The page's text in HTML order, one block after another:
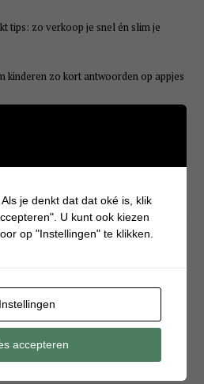
tips: zo verkoop je snel én slim je
kinderen zo kort antwoorden op appjes
DIY
een houten wasknijper
om bij de voordeur te hangen
je denkt dat dat oké is, klik
U kunt ook kiezen
op "Instellingen" te klikken.
Instellingen
accepteren